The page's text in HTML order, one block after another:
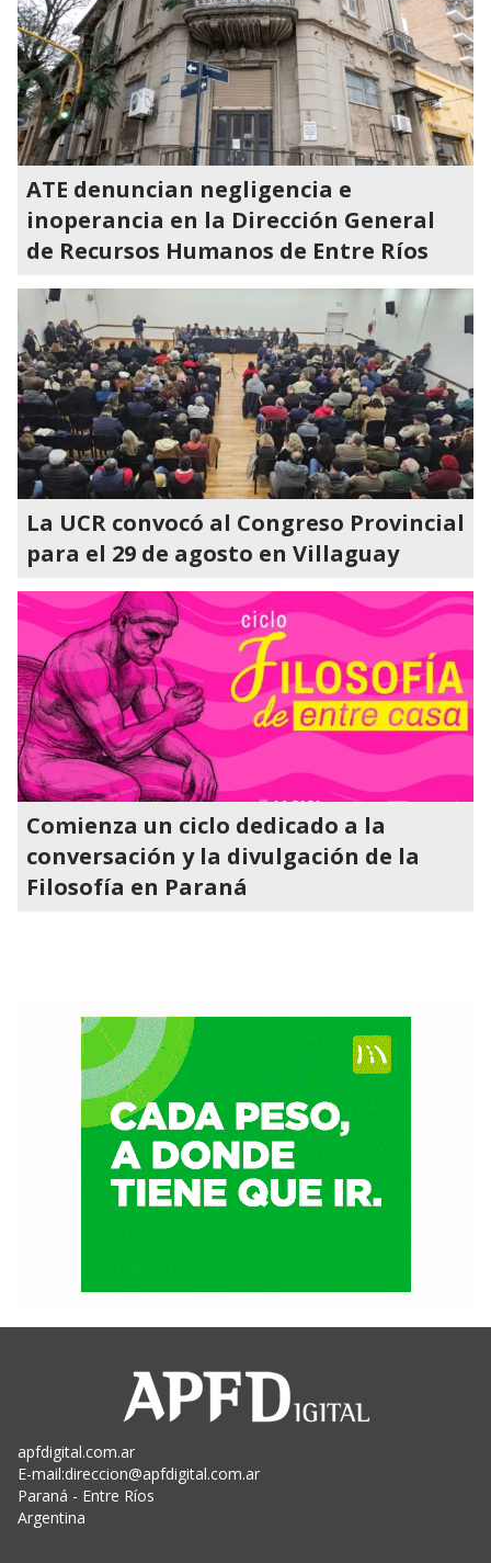
ATE denuncian negligencia e
inoperancia en la Dirección General
de Recursos Humanos de Entre Ríos
La UCR convocó al Congreso Provincial
para el 29 de agosto en Villaguay
Comienza un ciclo dedicado a la
conversación y la divulgación de la
Filosofía en Paraná
apfdigital.com.ar
E-mail:direccion@apfdigital.com.ar
Paraná - Entre Ríos
Argentina